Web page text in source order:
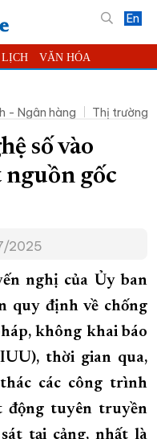
En
VĂN HÓA
BẠN ĐỌC PHÓNG SỰ
BÁO ONLINE
ĐIỆN
TRIỂN TỈNH KHÁNH HÒA
PHỐ TRỰC THUỘC
VỀ BÁO KHÁNH HÒA
- Ngân hàng Thị trường
số vào
nguồn gốc
2025
nghị của Ủy ban
quy định về chống
không khai báo
thời gian qua,
các công trình
động tuyên truyền
tại cảng, nhất là